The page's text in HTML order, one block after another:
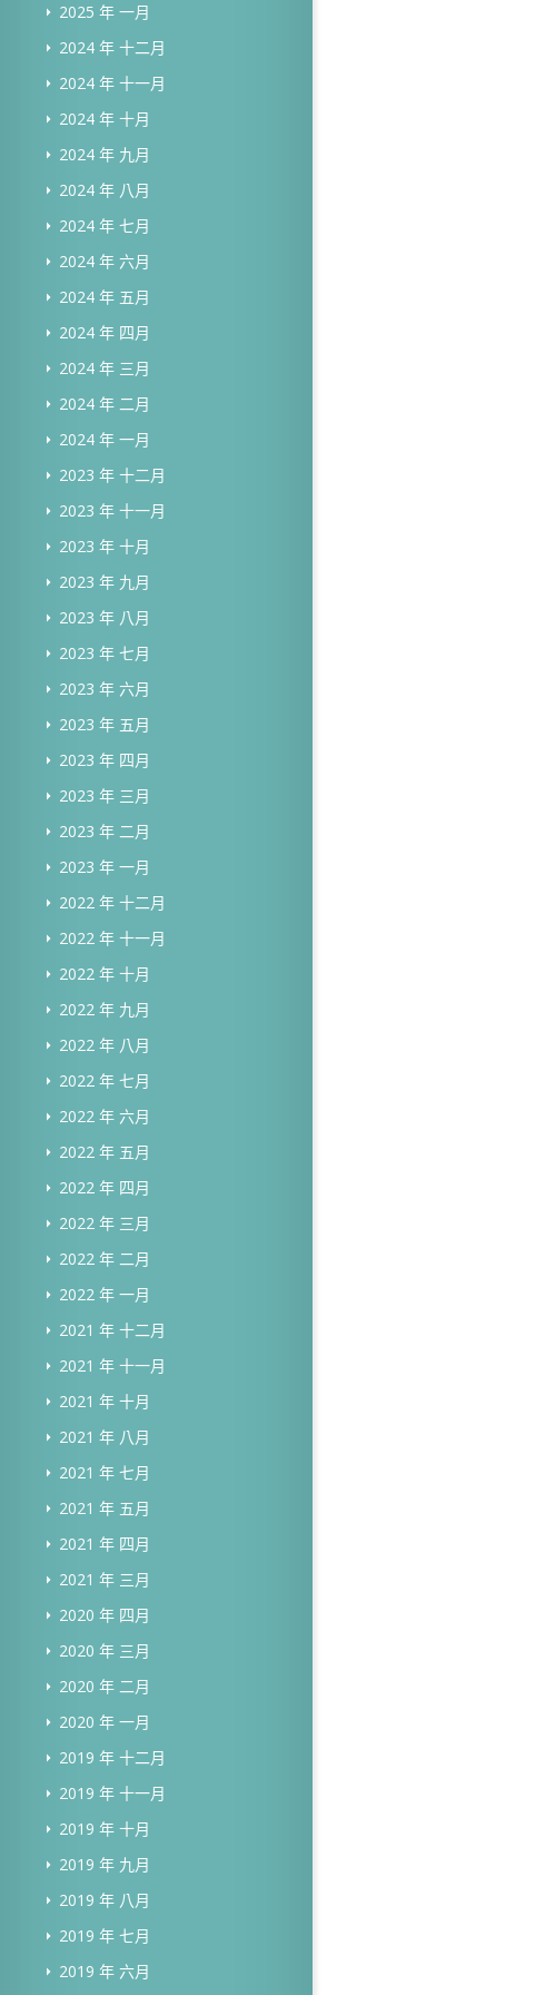
2025 年 一月
2024 年 十二月
2024 年 十一月
2024 年 十月
2024 年 九月
2024 年 八月
2024 年 七月
2024 年 六月
2024 年 五月
2024 年 四月
2024 年 三月
2024 年 二月
2024 年 一月
2023 年 十二月
2023 年 十一月
2023 年 十月
2023 年 九月
2023 年 八月
2023 年 七月
2023 年 六月
2023 年 五月
2023 年 四月
2023 年 三月
2023 年 二月
2023 年 一月
2022 年 十二月
2022 年 十一月
2022 年 十月
2022 年 九月
2022 年 八月
2022 年 七月
2022 年 六月
2022 年 五月
2022 年 四月
2022 年 三月
2022 年 二月
2022 年 一月
2021 年 十二月
2021 年 十一月
2021 年 十月
2021 年 八月
2021 年 七月
2021 年 五月
2021 年 四月
2021 年 三月
2020 年 四月
2020 年 三月
2020 年 二月
2020 年 一月
2019 年 十二月
2019 年 十一月
2019 年 十月
2019 年 九月
2019 年 八月
2019 年 七月
2019 年 六月